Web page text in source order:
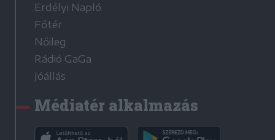
Erdélyi Napló
Főtér
Nőileg
Rádió GaGa
Jóállás
Médiatér alkalmazás